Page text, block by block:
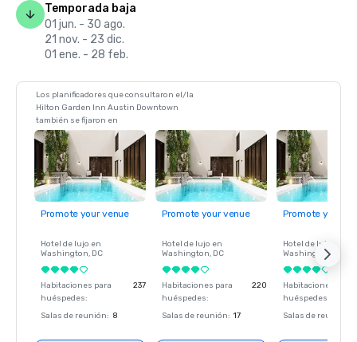
Temporada baja
01 jun. - 30 ago.
21 nov. - 23 dic.
01 ene. - 28 feb.
Los planificadores que consultaron el/la
Hilton Garden Inn Austin Downtown
también se fijaron en
Promote your venue
Hotel de lujo en
Washington, DC
Habitaciones para
huéspedes:
237
Salas de reunión: 8
Promote your venue
Hotel de lujo en
Washington, DC
Habitaciones para
huéspedes:
220
Salas de reunión: 17
Promote your
Hotel de lujo en
Washington
Habitaciones para
huéspedes
Salas de reunión